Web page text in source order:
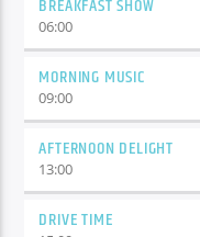
BREAKFAST SHOW
06:00
MORNING MUSIC
09:00
AFTERNOON DELIGHT
13:00
DRIVE TIME